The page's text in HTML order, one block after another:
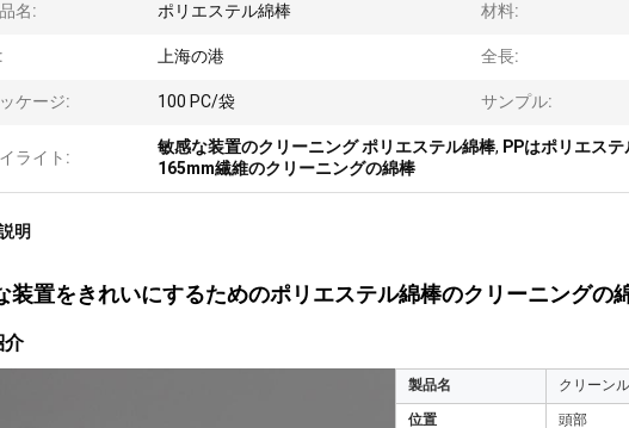
名: ポリエステル綿棒 材料:
上海の港 全長:
ケージ: 100 PC/袋 サンプル:
ライト:
敏感な装置のクリーニング ポリエステル綿棒, PPはポリエス
165mm繊維のクリーニングの綿棒
明
装置をきれいにするためのポリエステル綿棒のクリーニングの
介
製品名 クリーン
位置 頭部